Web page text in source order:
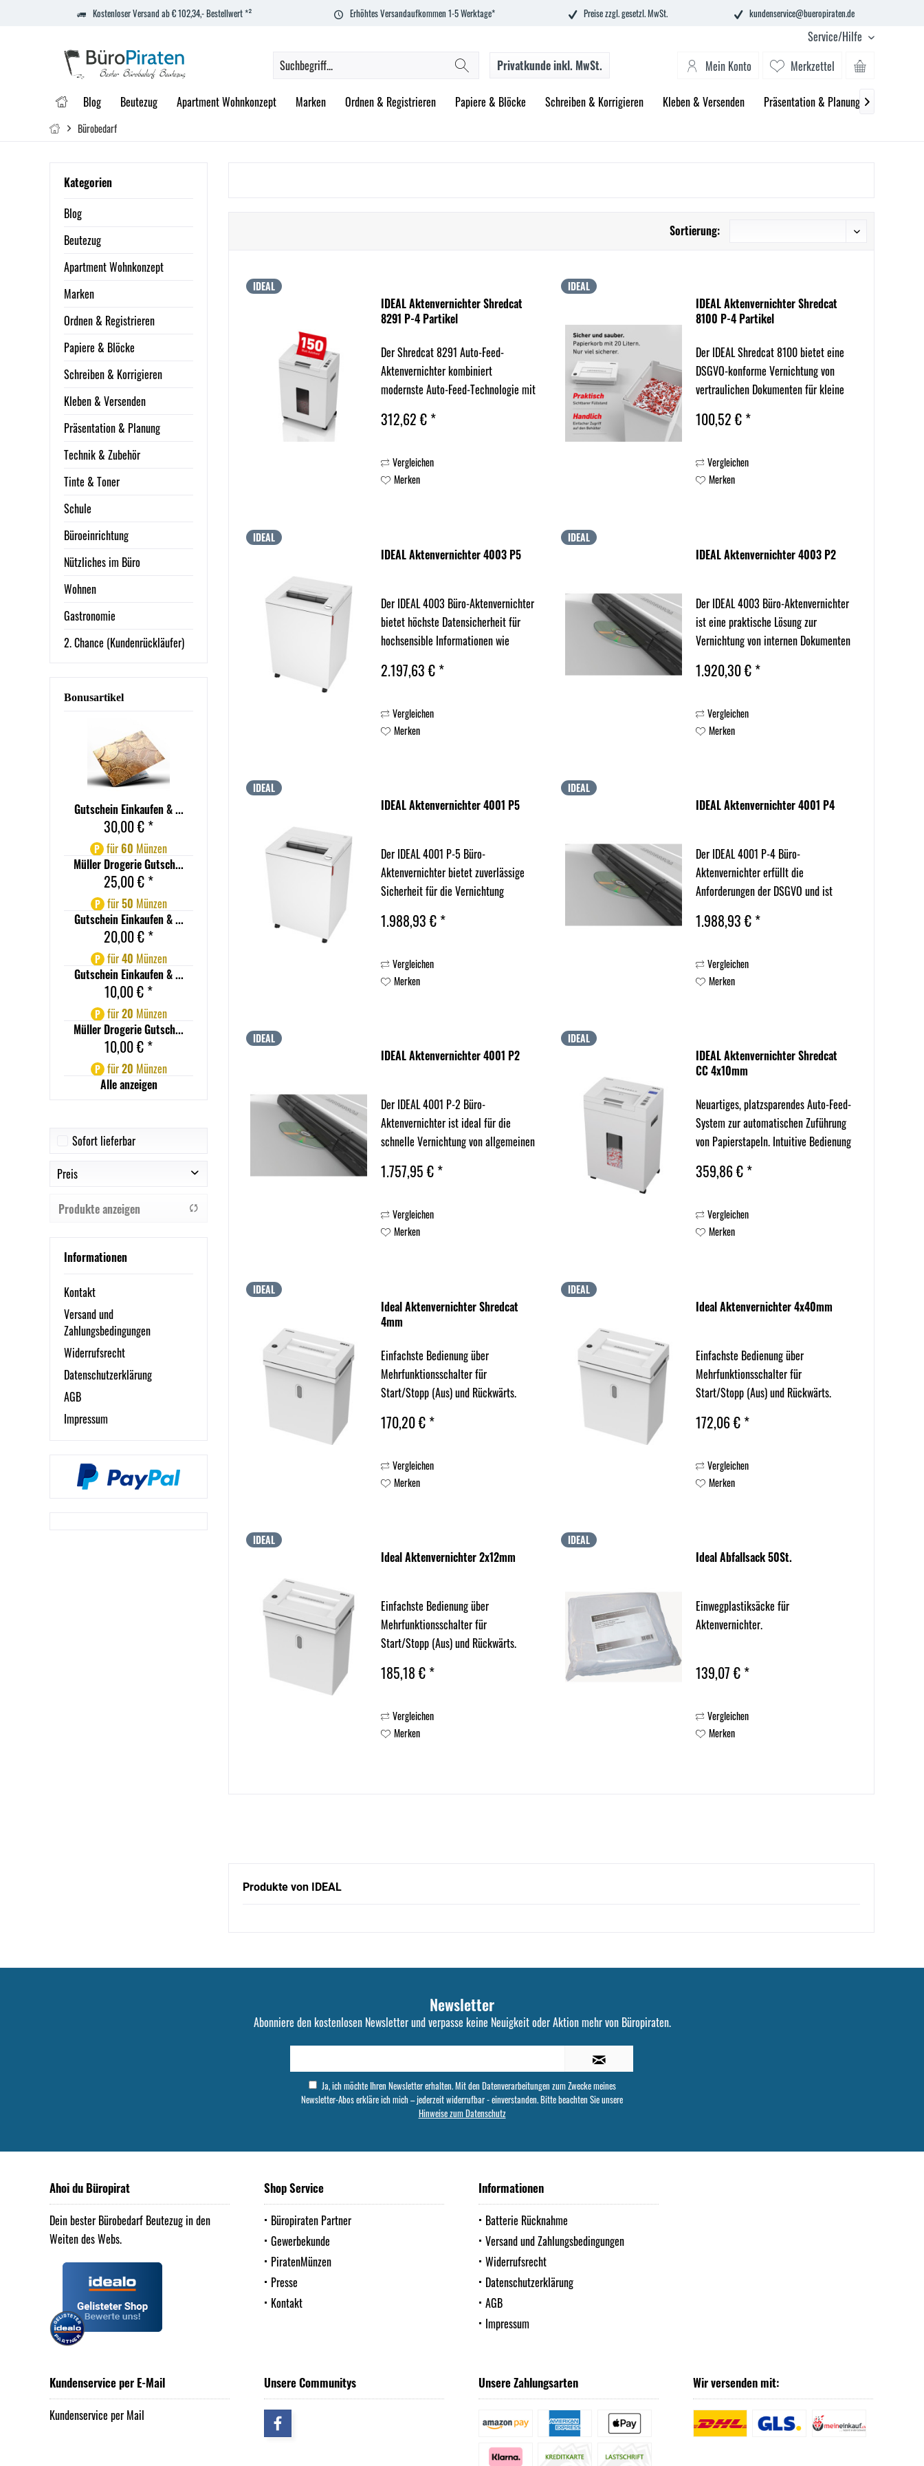
Kostenloser Versand ab € 102,34,- Bestellwert *² Erhöhtes Versandaufkommen 1-5 Werktage* Preise zzgl. gesetzl. MwSt. kundenservice@bueropiraten.de
Service/Hilfe
Merkzettel
Mein Konto
Privatkundeinkl. MwSt.
Blog Beutezug Apartment Wohnkonzept Marken Ordnen & Registrieren Papiere & Blöcke Schreiben & Korrigieren Kleben & Versenden Präsentation & Planung 
Bürobedarf
Kategorien
Blog
Beutezug
Apartment Wohnkonzept
Marken
Ordnen & Registrieren
Papiere & Blöcke
Schreiben & Korrigieren
Kleben & Versenden
Präsentation & Planung
Technik & Zubehör
Tinte & Toner
Schule
Büroeinrichtung
Nützliches im Büro
Wohnen
Gastronomie
2. Chance (Kundenrückläufer)
Bonusartikel
Gutschein Einkaufen & ...
30,00 € *
P für60 Münzen
Müller Drogerie Gutsch...
25,00 € *
P für50 Münzen
Gutschein Einkaufen & ...
20,00 € *
P für40 Münzen
Gutschein Einkaufen & ...
10,00 € *
P für20 Münzen
Müller Drogerie Gutsch...
10,00 € *
P für20 Münzen
Alle anzeigen
Sofort lieferbar
Preis
bis
Produkte anzeigen
Informationen
Kontakt
Versand und
Zahlungsbedingungen
Widerrufsrecht
Datenschutzerklärung
AGB
Impressum
Sortierung:
IDEAL
IDEAL Aktenvernichter Shredcat
8291 P-4 Partikel
Der Shredcat 8291 Auto-Feed-
Aktenvernichter kombiniert
modernste Auto-Feed-Technologie mit
vertrauliche Dokumente. Mit
Partikelschnitt erfüllt der
Aktenvernichter die Anforderungen...
312,62 € *
Vergleichen
Merken
IDEAL
IDEAL Aktenvernichter Shredcat
8100 P-4 Partikel
Der IDEAL Shredcat 8100 bietet eine
DSGVO-konforme Vernichtung von
vertraulichen Dokumenten für kleine
Betrieb sorgt für eine angenehme
konzentriertes Arbeiten. Die...
100,52 € *
Vergleichen
Merken
IDEAL
IDEAL Aktenvernichter 4003 P5
Der IDEAL 4003 Büro-Aktenvernichter
bietet höchste Datensicherheit für
hochsensible Informationen wie
oder vertrauliche Geschäftsberichte,
Partikelschnitt erfüllt...
2.197,63 € *
Vergleichen
Merken
IDEAL
IDEAL Aktenvernichter 4003 P2
Der IDEAL 4003 Büro-Aktenvernichter
ist eine praktische Lösung zur
Vernichtung von internen Dokumenten
Dauerbetrieb. Mit seinem
für den täglichen Bürogebrauch, um
Notizen,...
1.920,30 € *
Vergleichen
Merken
IDEAL
IDEAL Aktenvernichter 4001 P5
Der IDEAL 4001 P-5 Büro-
Aktenvernichter bietet zuverlässige
Sicherheit für die Vernichtung
Finanzberichte, medizinische
auch im Dauerbetrieb. Die ECC+
Kapazitätskontrolle...
1.988,93 € *
Vergleichen
Merken
IDEAL
IDEAL Aktenvernichter 4001 P4
Der IDEAL 4001 P-4 Büro-
Aktenvernichter erfüllt die
Anforderungen der DSGVO und ist
vertraulicher Dokumente wie
internen Berichten, auch im
Dauerbetrieb. Die innovative ECC+...
1.988,93 € *
Vergleichen
Merken
IDEAL
IDEAL Aktenvernichter 4001 P2
Der IDEAL 4001 P-2 Büro-
Aktenvernichter ist ideal für die
schnelle Vernichtung von allgemeinen
internen Notizen, auch im
Kapazitätskontrolle verhindert
Papierstaus...
1.757,95 € *
Vergleichen
Merken
IDEAL
IDEAL Aktenvernichter Shredcat
CC 4x10mm
Neuartiges, platzsparendes Auto-Feed-
System zur automatischen Zuführung
von Papierstapeln. Intuitive Bedienung
des Betriebsstatus. Drucktasten für
Autostart und...
359,86 € *
Vergleichen
Merken
IDEAL
Ideal Aktenvernichter Shredcat
4mm
Einfachste Bedienung über
Mehrfunktionsschalter für
Start/Stopp (Aus) und Rückwärts.
Start/Stopp. Arbeitsbreite 220 mm.
Leiser und starker Motor für hohe...
170,20 € *
Vergleichen
Merken
IDEAL
Ideal Aktenvernichter 4x40mm
Einfachste Bedienung über
Mehrfunktionsschalter für
Start/Stopp (Aus) und Rückwärts.
Start/Stopp. Reversierfunktion gegen
für hohe Schnittleistung. Zeitloses,
modernes...
172,06 € *
Vergleichen
Merken
IDEAL
Ideal Aktenvernichter 2x12mm
Einfachste Bedienung über
Mehrfunktionsschalter für
Start/Stopp (Aus) und Rückwärts.
Start/Stopp. Reversierfunktion gegen
für hohe Schnittleistung. Zeitloses,
modernes...
185,18 € *
Vergleichen
Merken
IDEAL
Ideal Abfallsack 50St.
Einwegplastiksäcke für
Aktenvernichter.
139,07 € *
Vergleichen
Merken
Produkte von IDEAL
Newsletter
Abonniere den kostenlosen Newsletter und verpasse keine Neuigkeit oder Aktion mehr von Büropiraten.
Ja, ich möchte Ihren Newsletter erhalten. Mit den Datenverarbeitungen zum Zwecke meines
Newsletter-Abos erkläre ich mich – jederzeit widerrufbar - einverstanden. Bitte beachten Sie unsere
Hinweise zum Datenschutz
Ahoi du Büropirat
Dein bester Bürobedarf Beutezug in den
Weiten des Webs.
Shop Service
Büropiraten Partner
Gewerbekunde
PiratenMünzen
Presse
Kontakt
Informationen
Batterie Rücknahme
Versand und Zahlungsbedingungen
Widerrufsrecht
Datenschutzerklärung
AGB
Impressum
Kundenservice per E-Mail
Kundenservice per Mail
Unsere Communitys Unsere Zahlungsarten Wir versenden mit: